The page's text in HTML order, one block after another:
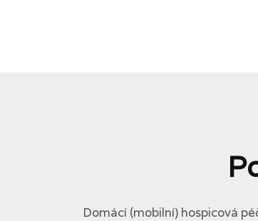
Domácí (mobilní) hospicová